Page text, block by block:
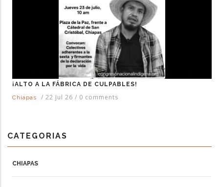
¡ALTO A LA FÁBRICA DE CULPABLES!
Chiapas
/ 22 Jul 26 / 0 comments
CATEGORIAS
CHIAPAS